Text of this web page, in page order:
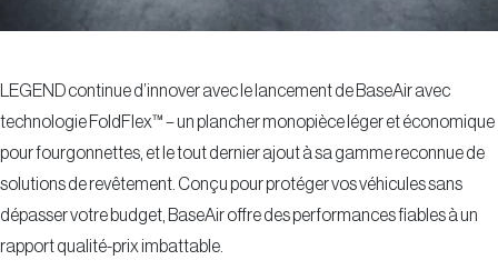
LEGEND continue d’innover avec le lancement de BaseAir avec
technologie FoldFlex™ – un plancher monopièce léger et économique
pour fourgonnettes, et le tout dernier ajout à sa gamme reconnue de
solutions de revêtement. Conçu pour protéger vos véhicules sans
dépasser votre budget, BaseAir offre des performances fiables à un
rapport qualité-prix imbattable.